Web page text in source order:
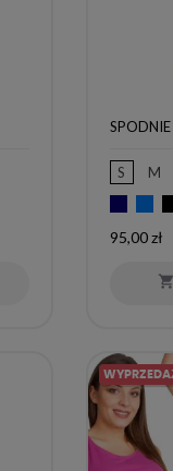
S M
Cena
95,00 zł
